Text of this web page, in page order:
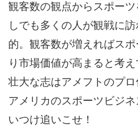
観客数の観点からスポー
しでも多くの人が観戦に訪
的。観客数が増えればスポ
り市場価値が高まると考え
壮大な志はアメフトのプロ
アメリカのスポーツビジ
いつけ追いこせ！